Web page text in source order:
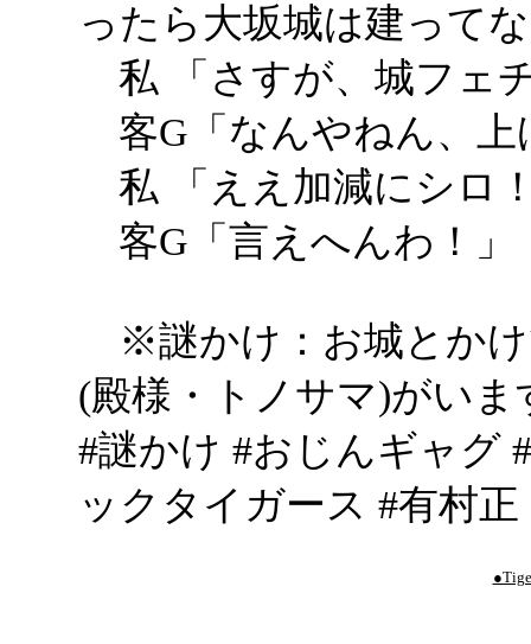
ったら大坂城は建って
私 「さすが、城フェ
客G「なんやねん、
私 「ええ加減にシロ
客G「言えへんわ！」
※謎かけ：お城とかけ
(殿様・トノサマ)がいま
#謎かけ #おじんギャグ
ックタイガース #有村正